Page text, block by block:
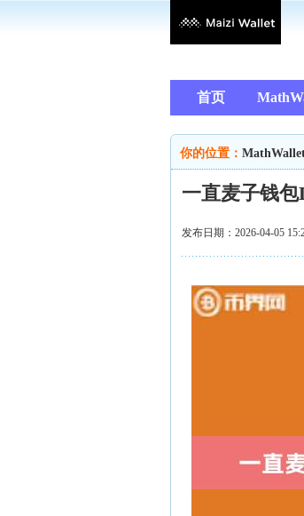
首页
你的位置：
一直麦子钱
发布日期：2026-04-05